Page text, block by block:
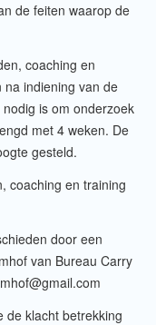
de feiten waarop de
coaching en
indiening van de
is om onderzoek
met 4 weken. De
gesteld.
coaching en training
door een
van Bureau Carry
de klacht betrekking